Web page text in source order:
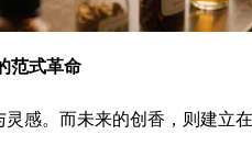
范式革命
感。而未来的创香，则建立